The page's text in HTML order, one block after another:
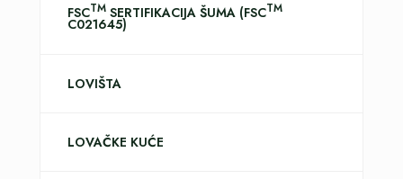
FSCTM SERTIFIKACIJA ŠUMA (FSCTM
C021645)
LOVIŠTA
LOVAČKE KUĆE